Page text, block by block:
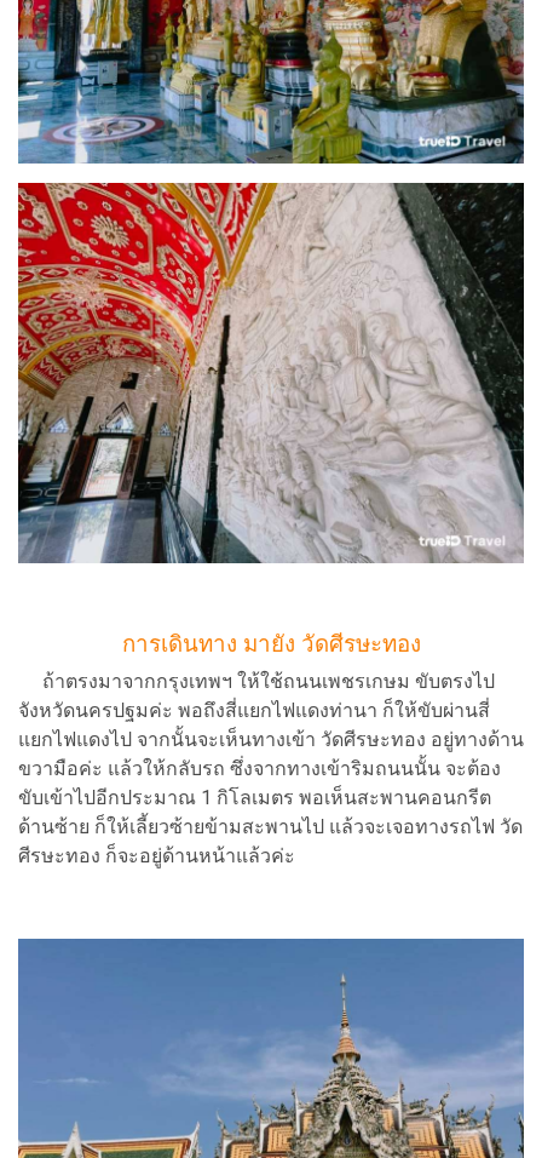
การเดินทาง มายัง วัดศีรษะทอง
ถ้าตรงมาจากกรุงเทพฯ ให้ใช้ถนนเพชรเกษม ขับตรงไป
จังหวัดนครปฐมค่ะ พอถึงสี่แยกไฟแดงท่านา ก็ให้ขับผ่านสี่
แยกไฟแดงไป จากนั้นจะเห็นทางเข้า วัดศีรษะทอง อยู่ทางด้าน
ขวามือค่ะ แล้วให้กลับรถ ซึ่งจากทางเข้าริมถนนนั้น จะต้อง
ขับเข้าไปอีกประมาณ 1 กิโลเมตร พอเห็นสะพานคอนกรีต
ด้านซ้าย ก็ให้เลี้ยวซ้ายข้ามสะพานไป แล้วจะเจอทางรถไฟ วัด
ศีรษะทอง ก็จะอยู่ด้านหน้าแล้วค่ะ